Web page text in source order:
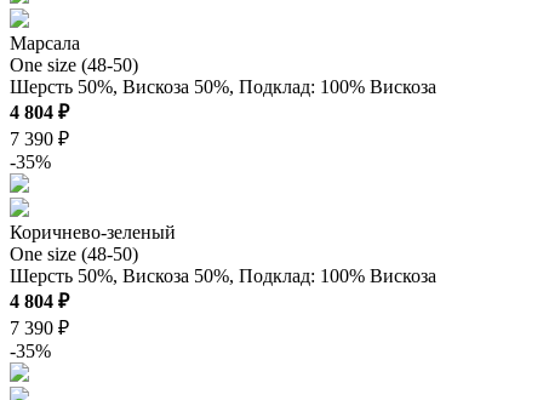
Марсала
One size (48-50)
Шерсть 50%, Вискоза 50%, Подклад: 100% Вискоза
4 804 ₽
7 390 ₽
-35%
Коричнево-зеленый
One size (48-50)
Шерсть 50%, Вискоза 50%, Подклад: 100% Вискоза
4 804 ₽
7 390 ₽
-35%